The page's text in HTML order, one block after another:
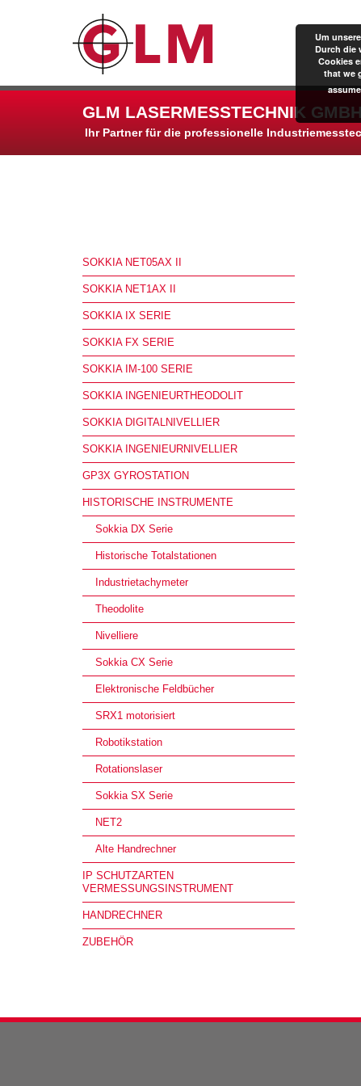
GLM LASERMESSTECHNIK
Ihr Partner für die professionelle
SOKKIA NET05AX II
SOKKIA NET1AX II
SOKKIA IX SERIE
SOKKIA FX SERIE
SOKKIA IM-100 SERIE
SOKKIA INGENIEURTHEODOLIT
SOKKIA DIGITALNIVELLIER
SOKKIA INGENIEURNIVELLIER
GP3X GYROSTATION
HISTORISCHE INSTRUMENTE
Sokkia DX Serie
Historische Totalstationen
Industrietachymeter
Theodolite
Nivelliere
Sokkia CX Serie
Elektronische Feldbücher
SRX1 motorisiert
Robotikstation
Rotationslaser
Sokkia SX Serie
NET2
Alte Handrechner
IP SCHUTZARTEN
VERMESSUNGSINSTRUMENT
HANDRECHNER
ZUBEHÖR
Um
Durch die
Cookies
that we